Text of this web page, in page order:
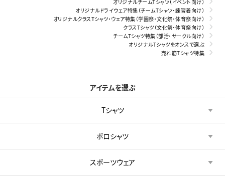
オリジナルチームTシャツ（イベント向け）
オリジナルドライウェア特集（チームTシャツ・練習着向け）
オリジナルクラスTシャツ・ウェア特集（学園祭・文化祭・体育祭向け）
クラスTシャツ（文化祭・体育祭向け）
チームTシャツ特集（部活・サークル向け）
オリジナルTシャツをオンスで選ぶ
売れ筋Tシャツ特集
アイテムを選ぶ
Tシャツ
ポロシャツ
スポーツウェア